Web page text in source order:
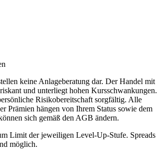
keine Anlageberatung dar. Der Handel mit
und unterliegt hohen Kursschwankungen.
Risikobereitschaft sorgfältig. Alle
Prämien hängen von Ihrem Status sowie dem
sich gemäß den AGB ändern.
Limit der jeweiligen Level-Up-Stufe. Spreads
möglich.